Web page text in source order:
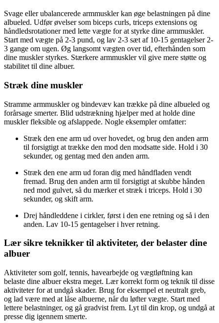
Svage eller ubalancerede armmuskler kan øge belastningen på dine
albueled. Udfør øvelser som biceps curls, triceps extensions og
håndledsrotationer med lette vægte for at styrke dine armmuskler.
Start med vægte på 2-3 pund, og lav 2-3 sæt af 10-15 gentagelser 2-
3 gange om ugen. Øg langsomt vægten over tid, efterhånden som
dine muskler styrkes. Stærkere armmuskler vil give mere støtte og
stabilitet til dine albuer.
Stræk dine muskler
Stramme armmuskler og bindevæv kan trække på dine albueled og
forårsage smerter. Blid udstrækning hjælper med at holde dine
muskler fleksible og afslappede. Nogle eksempler omfatter:
Stræk den ene arm ud over hovedet, og brug den anden arm
til forsigtigt at trække den mod den modsatte side. Hold i 30
sekunder, og gentag med den anden arm.
Stræk den ene arm ud foran dig med håndfladen vendt
fremad. Brug den anden arm til forsigtigt at skubbe hånden
ned mod gulvet, så du mærker et stræk i triceps. Hold i 30
sekunder, og skift arm.
Drej håndleddene i cirkler, først i den ene retning og så i den
anden. Lav 10-15 gentagelser i hver retning.
Lær sikre teknikker til aktiviteter, der belaster dine
albuer
Aktiviteter som golf, tennis, havearbejde og vægtløftning kan
belaste dine albuer ekstra meget. Lær korrekt form og teknik til disse
aktiviteter for at undgå skader. Brug for eksempel et neutralt greb,
og lad være med at låse albuerne, når du løfter vægte. Start med
lettere belastninger, og gå gradvist frem. Lyt til din krop, og undgå at
presse dig igennem smerte.